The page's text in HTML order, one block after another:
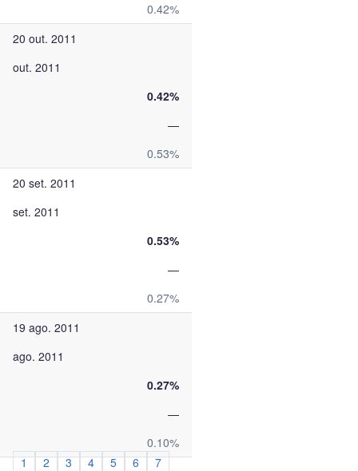
0.42%
20 out. 2011
out. 2011
0.42%
—
0.53%
20 set. 2011
set. 2011
0.53%
—
0.27%
19 ago. 2011
ago. 2011
0.27%
—
0.10%
1
2 3 4 5 6
7